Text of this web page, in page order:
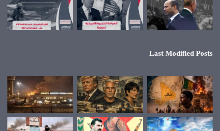
Last Modified Posts